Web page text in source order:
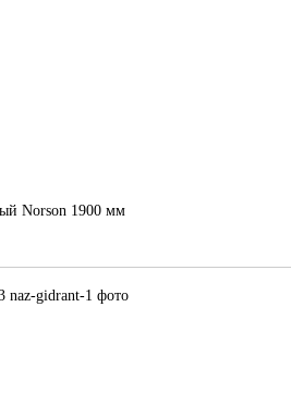
Norson 1900 мм